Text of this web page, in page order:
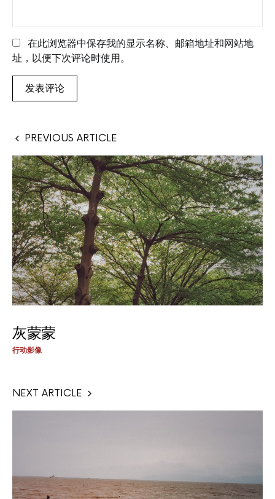
在此浏览器中保存我的显示名称、邮箱地址和网站地
址，以便下次评论时使用。
PREVIOUS ARTICLE
灰蒙蒙
行动影像
NEXT ARTICLE